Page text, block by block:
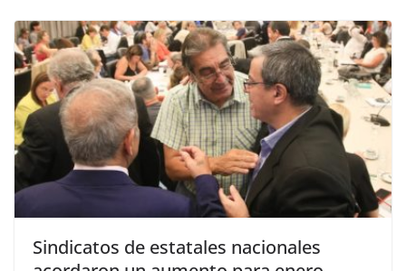
Sindicatos de estatales nacionales